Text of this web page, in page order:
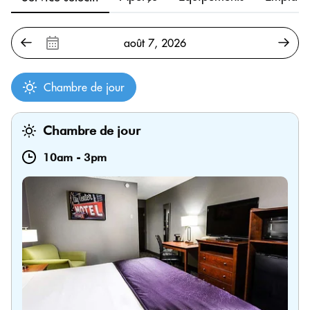
Chambre de jour
Chambre de jour
10am - 3pm